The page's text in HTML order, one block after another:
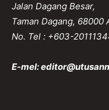
Jalan Dagang Besar,
Taman Dagang, 68000
No. Tel : +603-
E-mel: